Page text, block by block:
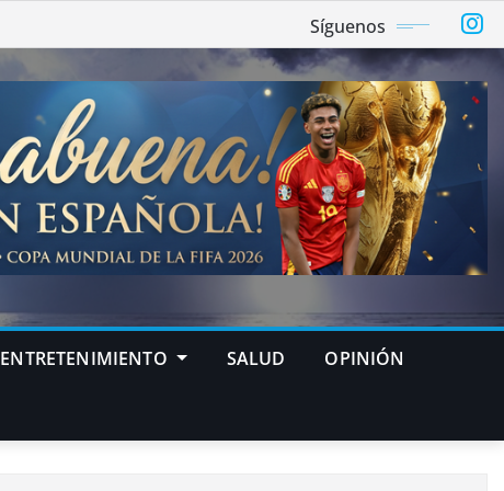
Síguenos
ENTRETENIMIENTO SALUD OPINIÓN